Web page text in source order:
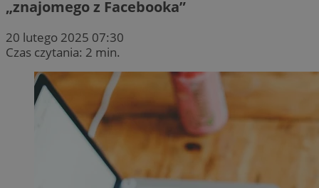
„znajomego z Facebooka”
20 lutego 2025 07:30
Czas czytania: 2 min.